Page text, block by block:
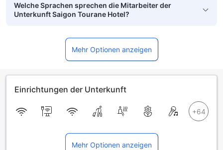
Welche Sprachen sprechen die Mitarbeiter der
Unterkunft Saigon Tourane Hotel?
Mehr Optionen anzeigen
Einrichtungen der Unterkunft
Mehr Optionen anzeigen